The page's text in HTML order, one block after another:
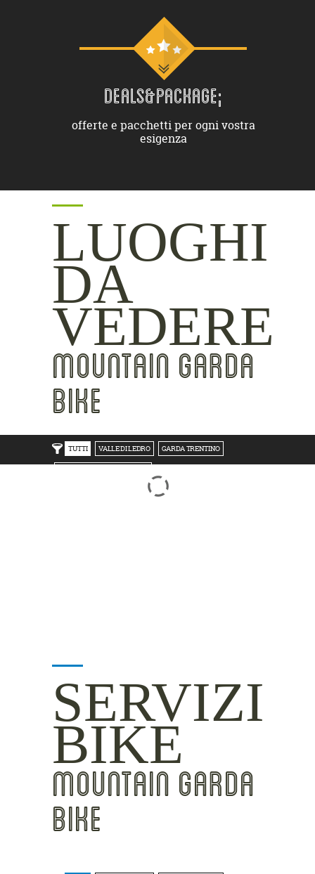
DEALS&PACKAGE;
offerte e pacchetti per ogni vostra
esigenza
LUOGHI
DA
VEDERE
MOUNTAIN GARDA
BIKE
TUTTI VALLE DI LEDRO GARDA TRENTINO
ROVERETO M.BALDO V/GRESTA
SERVIZI
BIKE
MOUNTAIN GARDA
BIKE